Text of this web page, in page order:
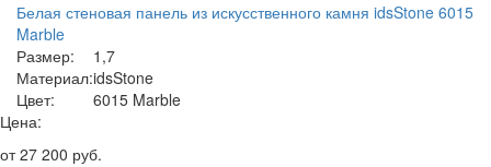
Белая стеновая панель из искусственного камня idsStone 6015
Marble
Размер:
1,7
Материал:idsStone
Цвет:
6015 Marble
Цена:
от27 200 руб.